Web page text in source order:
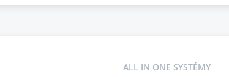
ALL IN ONE SYSTÉMY